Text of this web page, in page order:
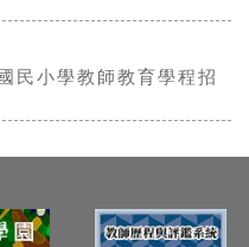
民小學教師教育學程招